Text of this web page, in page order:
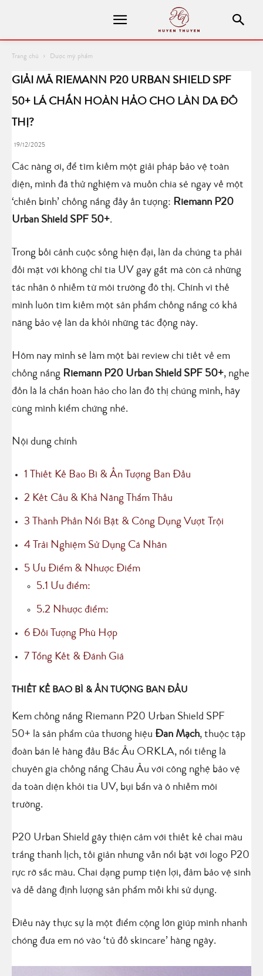
Trang chủ Dược mỹ phẩm
GIẢI MÃ RIEMANN P20 URBAN SHIELD SPF
50+ LÁ CHẮN HOÀN HẢO CHO LÀN DA ĐÔ
THỊ?
19/12/2025
Các nàng ơi, để tìm kiếm một giải pháp bảo vệ toàn
diện, mình đã thử nghiệm và muốn chia sẻ ngay về một
‘chiến binh’ chống nắng đầy ấn tượng: Riemann P20
Urban Shield SPF 50+.
Trong bối cảnh cuộc sống hiện đại, làn da chúng ta phải
đối mặt với không chỉ tia UV gay gắt mà còn cả những
tác nhân ô nhiễm từ môi trường đô thị. Chính vì thế
mình luôn tìm kiếm một sản phẩm chống nắng có khả
năng bảo vệ làn da khỏi những tác động này.
Hôm nay mình sẽ làm một bài review chi tiết về em
chống nắng Riemann P20 Urban Shield SPF 50+, nghe
đồn là lá chắn hoàn hảo cho làn đô thị chúng mình, hãy
cùng mình kiểm chứng nhé.
Nội dung chính
1 Thiết Kế Bao Bì & Ấn Tượng Ban Đầu
2 Kết Cấu & Khả Năng Thẩm Thấu
3 Thành Phần Nổi Bật & Công Dụng Vượt Trội
4 Trải Nghiệm Sử Dụng Cá Nhân
5 Ưu Điểm & Nhược Điểm
5.1 Ưu điểm:
5.2 Nhược điểm:
6 Đối Tượng Phù Hợp
7 Tổng Kết & Đánh Giá
THIẾT KẾ BAO BÌ & ẤN TƯỢNG BAN ĐẦU
Kem chống nắng Riemann P20 Urban Shield SPF
50+ là sản phẩm của thương hiệu Đan Mạch, thuộc tập
đoàn bán lẻ hàng đầu Bắc Âu ORKLA, nổi tiếng là
chuyên gia chống nắng Châu Âu với công nghệ bảo vệ
da toàn diện khỏi tia UV, bụi bẩn và ô nhiễm môi
trường.
P20 Urban Shield gây thiện cảm với thiết kế chai màu
trắng thanh lịch, tối giản nhưng vẫn nổi bật với logo P20
rực rỡ sắc màu. Chai dạng pump tiện lợi, đảm bảo vệ sinh
và dễ dàng định lượng sản phẩm mỗi khi sử dụng.
Điều này thực sự là một điểm cộng lớn giúp mình nhanh
chóng đưa em nó vào ‘tủ đồ skincare’ hàng ngày.